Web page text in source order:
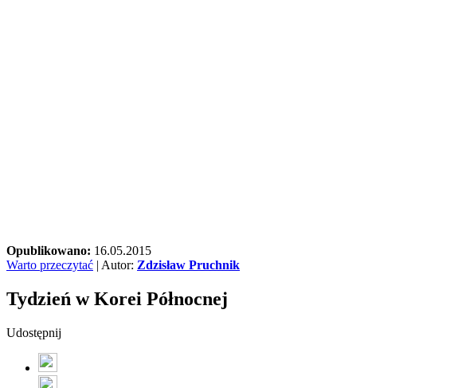
Opublikowano: 16.05.2015
Warto przeczytać | Autor: Zdzisław Pruchnik
Tydzień w Korei Północnej
Udostępnij